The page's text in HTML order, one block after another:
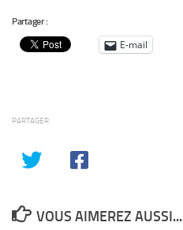
Partager :
E-mail
PARTAGER
VOUS AIMEREZ AUSSI...